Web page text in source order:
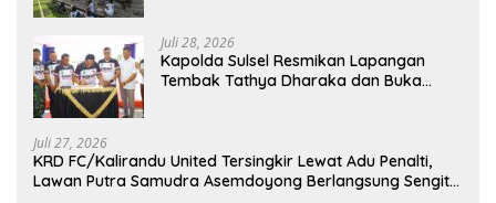
Juli 28, 2026
Kapolda Sulsel Resmikan Lapangan
Tembak Tathya Dharaka dan Buka
Juli 27, 2026
KRD FC/Kalirandu United Tersingkir Lewat Adu Penalti,
Lawan Putra Samudra Asemdoyong Berlangsung Sengit